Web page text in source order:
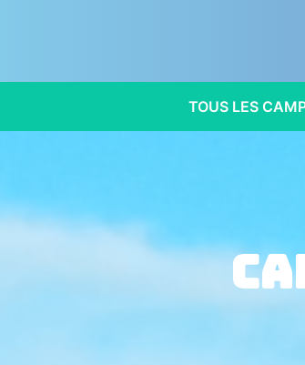
TOUS LES